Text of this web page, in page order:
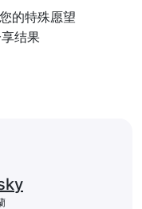
的特殊愿望
结果